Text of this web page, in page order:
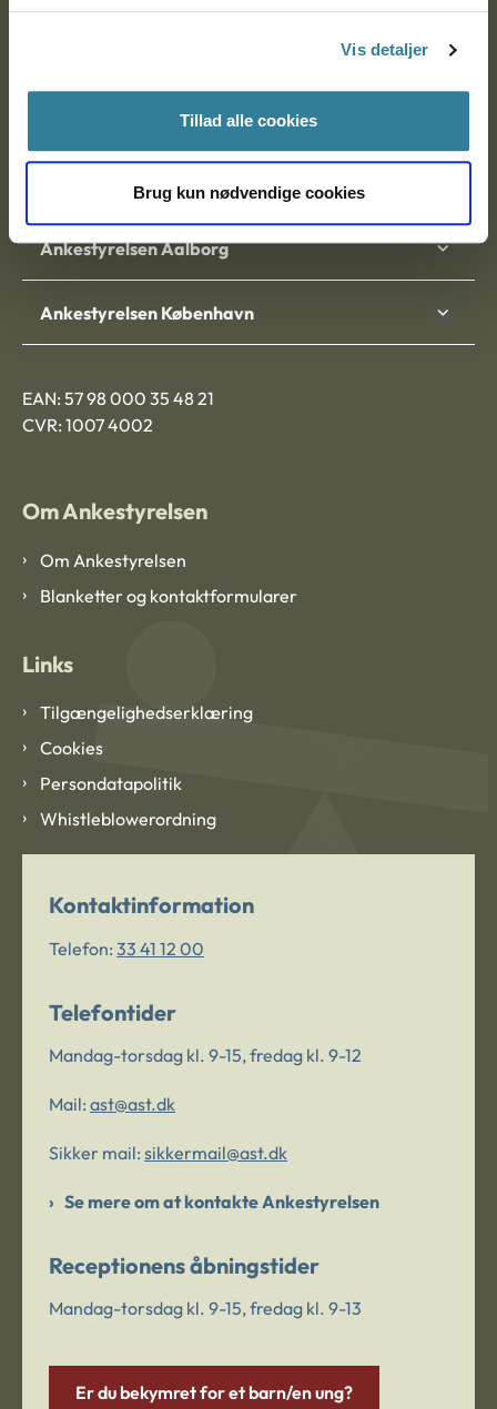
Vis detaljer
Tillad alle cookies
Brug kun nødvendige cookies
Postadresse:
9000 Aalborg
Ankestyrelsen Aalborg
Ankestyrelsen København
EAN: 57 98 000 35 48 21
CVR: 1007 4002
Om Ankestyrelsen
Om Ankestyrelsen
Blanketter og kontaktformularer
Links
Tilgængelighedserklæring
Cookies
Persondatapolitik
Whistleblowerordning
Kontaktinformation
Telefon: 33 41 12 00
Telefontider
Mandag-torsdag kl. 9-15, fredag kl. 9-12
Mail: ast@ast.dk
Sikker mail: sikkermail@ast.dk
Se mere om at kontakte Ankestyrelsen
Receptionens åbningstider
Mandag-torsdag kl. 9-15, fredag kl. 9-13
Er du bekymret for et barn/en ung?